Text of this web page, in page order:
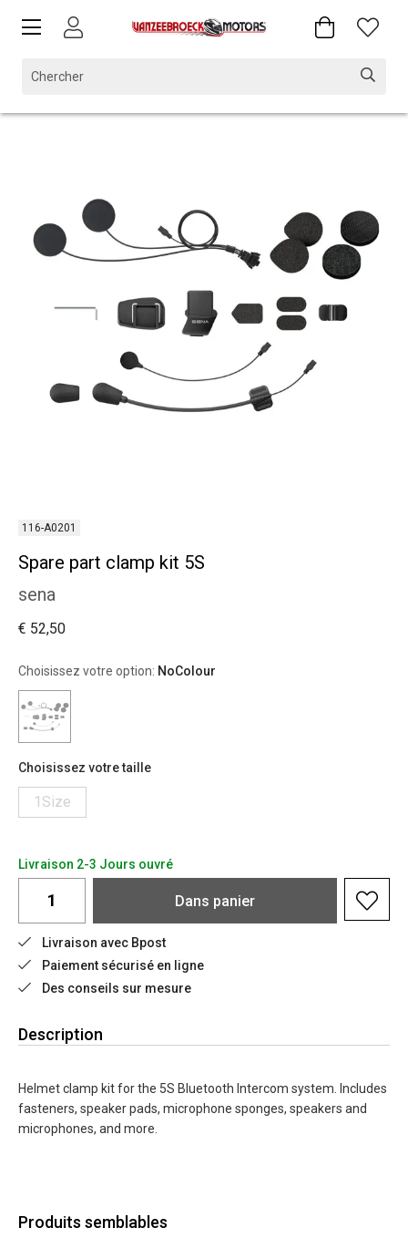
116-A0201
Spare part clamp kit 5S
sena
€ 52,50
Choisissez votre option: NoColour
Choisissez votre taille
1Size
Livraison 2-3 Jours ouvré
Dans panier
Livraison avec Bpost
Paiement sécurisé en ligne
Des conseils sur mesure
Description
Helmet clamp kit for the 5S Bluetooth Intercom system. Includes
fasteners, speaker pads, microphone sponges, speakers and
microphones, and more.
Produits semblables